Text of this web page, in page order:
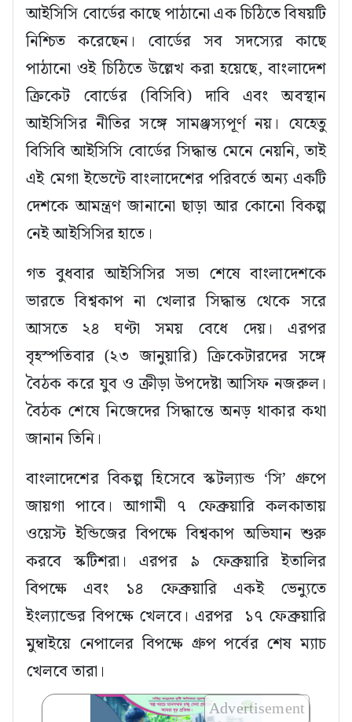
আইসিসি বোর্ডের কাছে পাঠানো এক চিঠিতে বিষয়টি
নিশ্চিত করেছেন। বোর্ডের সব সদস্যের কাছে
পাঠানো ওই চিঠিতে উল্লেখ করা হয়েছে, বাংলাদেশ
ক্রিকেট বোর্ডের (বিসিবি) দাবি এবং অবস্থান
আইসিসির নীতির সঙ্গে সামঞ্জস্যপূর্ণ নয়। যেহেতু
বিসিবি আইসিসি বোর্ডের সিদ্ধান্ত মেনে নেয়নি, তাই
এই মেগা ইভেন্টে বাংলাদেশের পরিবর্তে অন্য একটি
দেশকে আমন্ত্রণ জানানো ছাড়া আর কোনো বিকল্প
নেই আইসিসির হাতে।
গত বুধবার আইসিসির সভা শেষে বাংলাদেশকে
ভারতে বিশ্বকাপ না খেলার সিদ্ধান্ত থেকে সরে
আসতে ২৪ ঘণ্টা সময় বেধে দেয়। এরপর
বৃহস্পতিবার (২৩ জানুয়ারি) ক্রিকেটারদের সঙ্গে
বৈঠক করে যুব ও ক্রীড়া উপদেষ্টা আসিফ নজরুল।
বৈঠক শেষে নিজেদের সিদ্ধান্তে অনড় থাকার কথা
জানান তিনি।
বাংলাদেশের বিকল্প হিসেবে স্কটল্যান্ড ‘সি’ গ্রুপে
জায়গা পাবে। আগামী ৭ ফেব্রুয়ারি কলকাতায়
ওয়েস্ট ইন্ডিজের বিপক্ষে বিশ্বকাপ অভিযান শুরু
করবে স্কটিশরা। এরপর ৯ ফেব্রুয়ারি ইতালির
বিপক্ষে এবং ১৪ ফেব্রুয়ারি একই ভেন্যুতে
ইংল্যান্ডের বিপক্ষে খেলবে। এরপর ১৭ ফেব্রুয়ারি
মুম্বাইয়ে নেপালের বিপক্ষে গ্রুপ পর্বের শেষ ম্যাচ
খেলবে তারা।
Advertisement